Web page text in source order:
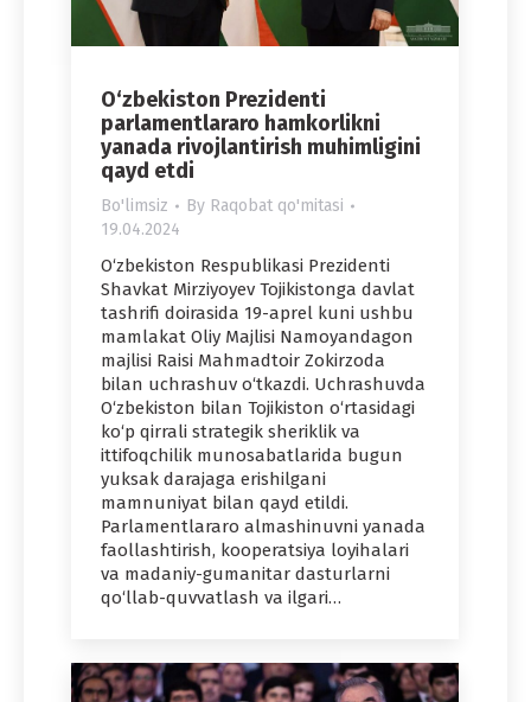
O‘zbekiston Prezidenti
parlamentlararo hamkorlikni
yanada rivojlantirish muhimligini
qayd etdi
Bo'limsiz By Raqobat qo'mitasi
19.04.2024
O‘zbekiston Respublikasi Prezidenti
Shavkat Mirziyoyev Tojikistonga davlat
tashrifi doirasida 19-aprel kuni ushbu
mamlakat Oliy Majlisi Namoyandagon
majlisi Raisi Mahmadtoir Zokirzoda
bilan uchrashuv o‘tkazdi. Uchrashuvda
O‘zbekiston bilan Tojikiston o‘rtasidagi
ko‘p qirrali strategik sheriklik va
ittifoqchilik munosabatlarida bugun
yuksak darajaga erishilgani
mamnuniyat bilan qayd etildi.
Parlamentlararo almashinuvni yanada
faollashtirish, kooperatsiya loyihalari
va madaniy-gumanitar dasturlarni
qo‘llab-quvvatlash va ilgari…